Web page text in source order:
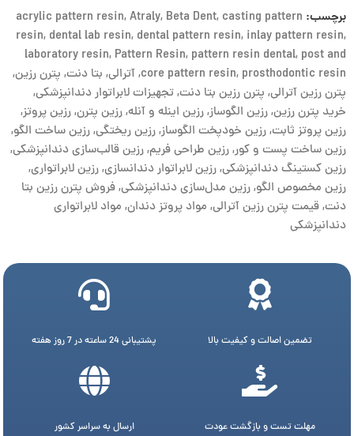
برچسب: acrylic pattern resin,Atraly, Beta Dent, casting pattern
resin, dental lab resin, dental pattern resin, inlay pattern resin,
laboratory resin, Pattern Resin, pattern resin dental, post and
core pattern resin, prosthodontic resin
,آترالی, بتا دنت, پترن رزین,
پترن رزین آترالی, پترن رزین بتا دنت,تجهیزات لابراتوار دندانپزشکی,
خرید پترن رزین,رزین الگوساز,رزین اینله و آنله,رزین پترن,رزین پروتز,
رزین پروتز ثابت,رزین خودپخت الگوساز,رزین ریختگی,رزین ساخت الگو,
رزین ساخت پست و کور,رزین طراحی فریم,رزین قالب‌سازی دندانپزشکی,
رزین کستینگ دندانپزشکی,رزین لابراتوار دندانسازی,رزین لابراتواری,
رزین مخصوص الگو,رزین مدل‌سازی دندانپزشکی,فروش پترن رزین بتا
دنت,قیمت پترن رزین آترالی, مواد پروتز دندان, مواد لابراتواری
دندانپزشکی
تضمین اصالت و کیفیت بالا پشتیبانی 24 ساعته در 7 روز هفته
مهلت تست و بازگشت عودت ارسال به سراسر کشور